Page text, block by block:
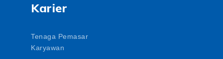
Karier
Tenaga Pemasar
Karyawan